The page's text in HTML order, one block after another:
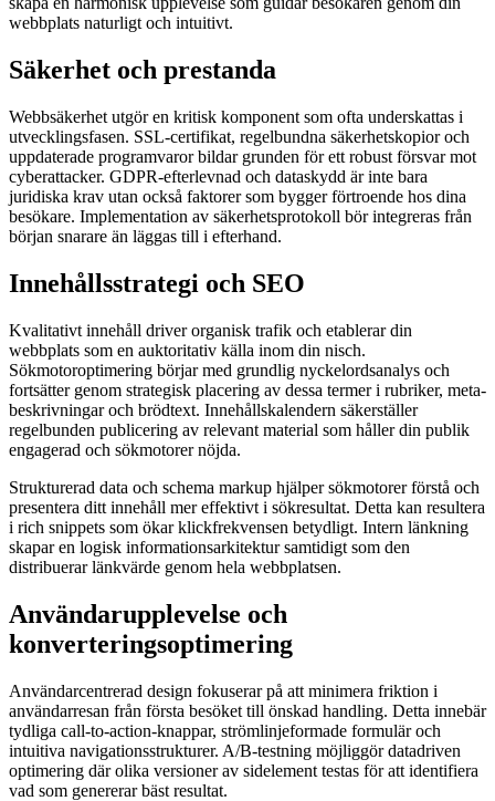
webbplats naturligt och intuitivt.
Säkerhet och prestanda
Webbsäkerhet utgör en kritisk komponent som ofta underskattas i
utvecklingsfasen. SSL-certifikat, regelbundna säkerhetskopior och
uppdaterade programvaror bildar grunden för ett robust försvar mot
cyberattacker. GDPR-efterlevnad och dataskydd är inte bara
juridiska krav utan också faktorer som bygger förtroende hos dina
besökare. Implementation av säkerhetsprotokoll bör integreras från
början snarare än läggas till i efterhand.
Innehållsstrategi och SEO
Kvalitativt innehåll driver organisk trafik och etablerar din
webbplats som en auktoritativ källa inom din nisch.
Sökmotoroptimering börjar med grundlig nyckelordsanalys och
fortsätter genom strategisk placering av dessa termer i rubriker, meta-
beskrivningar och brödtext. Innehållskalendern säkerställer
regelbunden publicering av relevant material som håller din publik
engagerad och sökmotorer nöjda.
Strukturerad data och schema markup hjälper sökmotorer förstå och
presentera ditt innehåll mer effektivt i sökresultat. Detta kan resultera
i rich snippets som ökar klickfrekvensen betydligt. Intern länkning
skapar en logisk informationsarkitektur samtidigt som den
distribuerar länkvärde genom hela webbplatsen.
Användarupplevelse och
konverteringsoptimering
Användarcentrerad design fokuserar på att minimera friktion i
användarresan från första besöket till önskad handling. Detta innebär
tydliga call-to-action-knappar, strömlinjeformade formulär och
intuitiva navigationsstrukturer. A/B-testning möjliggör datadriven
optimering där olika versioner av sidelement testas för att identifiera
vad som genererar bäst resultat.